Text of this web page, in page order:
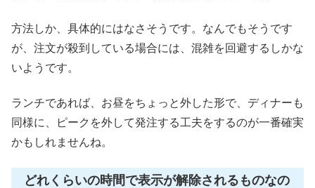
方法しか、具体的にはなさそうです。なんでもそうです
が、注文が殺到している場合には、混雑を回避するしかな
いようです。
ランチであれば、お昼をちょっと外した形で、ディナーも
同様に、ピークを外して発注する工夫をするのが一番確実
かもしれませんね。
どれくらいの時間で表示が解除されるものなの